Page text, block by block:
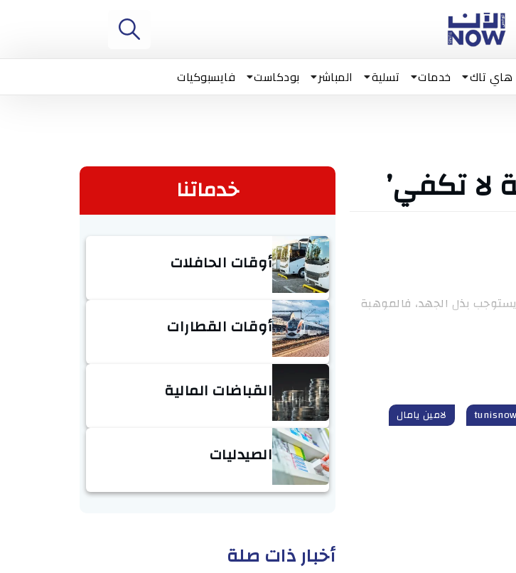
هاي تاك خدمات تسلية المباشر بودكاست فايسبوكيات
لا تكفي’
يستوجب بذل الجهد، فالموهبة
لامين يامال
خدماتنا
أوقات الحافلات
أوقات القطارات
القباضات المالية
الصيدليات
أخبار ذات صلة